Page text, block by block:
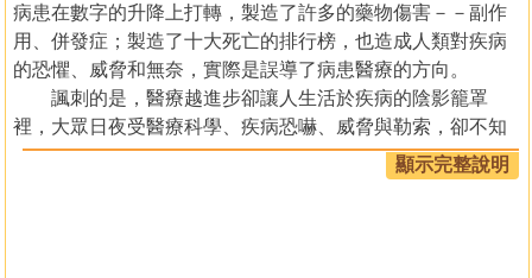
病患在數字的升降上打轉，製造了許多的藥物傷害－－副作
用、併發症；製造了十大死亡的排行榜，也造成人類對疾病
的恐懼、威脅和無奈，實際是誤導了病患醫療的方向。
諷刺的是，醫療越進步卻讓人生活於疾病的陰影籠罩
裡，大眾日夜受醫療科學、疾病恐嚇、威脅與勒索，卻不知
道這些精密儀器、齊全的設備才是人類健康和生命的奪命殺
手，傾家蕩產家破人亡的元凶，而非疾病本身。
顯示完整說明